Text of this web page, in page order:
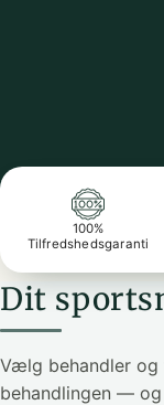
100%
Tilfredshedsgaranti
Dit
Vælg behandler
behandlingen —